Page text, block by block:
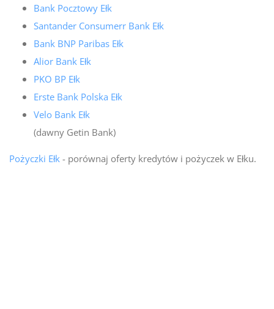
Bank Pocztowy Ełk
Santander Consumerr Bank Ełk
Bank BNP Paribas Ełk
Alior Bank Ełk
PKO BP Ełk
Erste Bank Polska Ełk
Velo Bank Ełk
(dawny Getin Bank)
Pożyczki Ełk- porównaj oferty kredytów i pożyczek w Ełku.